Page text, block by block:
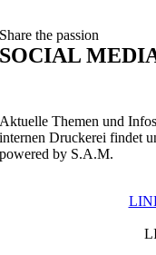
Share the passion
SOCIAL
Aktuelle Themen und
internenDruckerei findet
powered by S.A.M.